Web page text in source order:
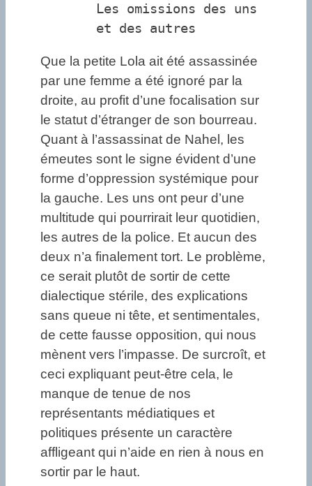
Les omissions des uns
et des autres
Que la petite Lola ait été assassinée
par une femme a été ignoré par la
droite, au profit d’une focalisation sur
le statut d’étranger de son bourreau.
Quant à l’assassinat de Nahel, les
émeutes sont le signe évident d’une
forme d’oppression systémique pour
la gauche. Les uns ont peur d’une
multitude qui pourrirait leur quotidien,
les autres de la police. Et aucun des
deux n’a finalement tort. Le problème,
ce serait plutôt de sortir de cette
dialectique stérile, des explications
sans queue ni tête, et sentimentales,
de cette fausse opposition, qui nous
mènent vers l’impasse. De surcroît, et
ceci expliquant peut-être cela, le
manque de tenue de nos
représentants médiatiques et
politiques présente un caractère
affligeant qui n’aide en rien à nous en
sortir par le haut.